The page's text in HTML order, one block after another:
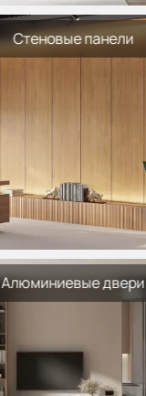
Стеновые панели
Алюминиевые двери